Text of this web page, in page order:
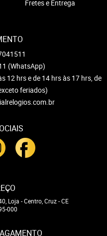
Fretes e Entrega
(WhatsApp)
12 hrs e de 14 hrs às 17 hrs, de
feriados)
Loja -Centro, Cruz-CE
000